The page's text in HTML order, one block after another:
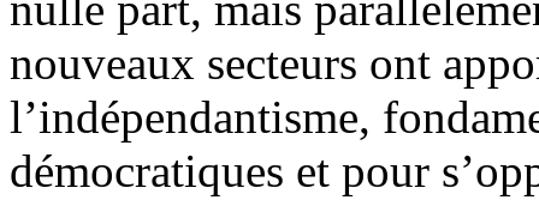
nouveaux secteurs ont
l’indépendantisme,
démocratiques et pour